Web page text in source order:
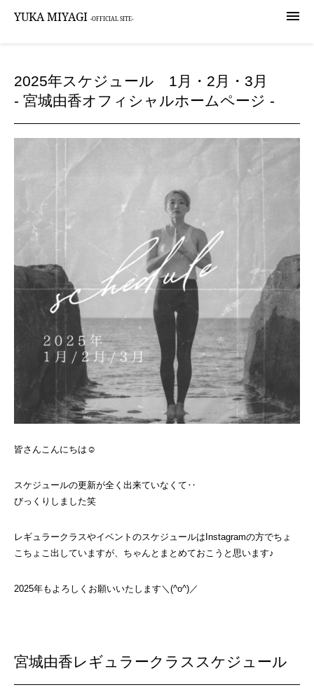

YUKA MIYAGI -OFFICIAL SITE-
2025年スケジュール 1月・2月・3月
- 宮城由香オフィシャルホームページ -
皆さんこんにちは☺
スケジュールの更新が全く出来ていなくて‥
びっくりしました笑
レギュラークラスやイベントのスケジュールはInstagramの方でちょ
こちょこ出していますが、ちゃんとまとめておこうと思います♪
2025年もよろしくお願いいたします＼(^o^)／
宮城由香レギュラークラススケジュール